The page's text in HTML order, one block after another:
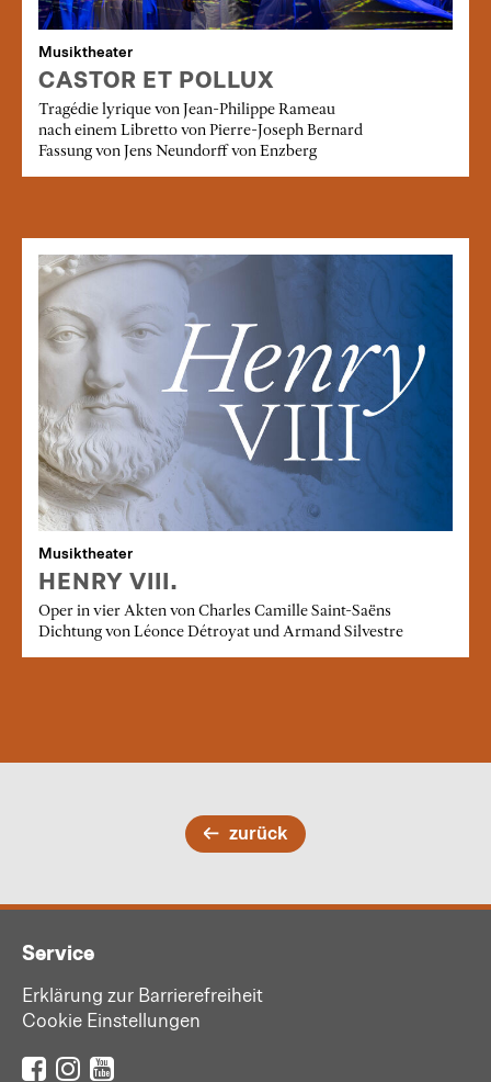
Musiktheater
CASTOR ET POLLUX
Tragédie lyrique von Jean-Philippe Rameau
nach einem Libretto von Pierre-Joseph Bernard
Fassung von Jens Neundorff von Enzberg
Musiktheater
HENRY VIII.
Oper in vier Akten von Charles Camille Saint-Saëns
Dichtung von Léonce Détroyat und Armand Silvestre
zurück
Service
Erklärung zur Barrierefreiheit
Cookie Einstellungen